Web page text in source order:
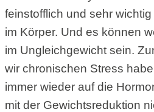
feinstofflich und sehr
im Körper. ​Und es können
im Ungleichgewicht sein.
wir chronischen Stress
immer wieder auf die
mit der Gewichtsreduktion